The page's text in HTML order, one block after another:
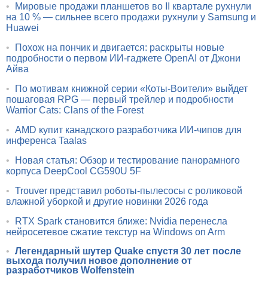
•
Мировые продажи планшетов во II квартале рухнули
на 10 % — сильнее всего продажи рухнули у Samsung и
Huawei
•
Похож на пончик и двигается: раскрыты новые
подробности о первом ИИ-гаджете OpenAI от Джони
Айва
•
По мотивам книжной серии «Коты-Воители» выйдет
пошаговая RPG — первый трейлер и подробности
Warrior Cats: Clans of the Forest
• AMD купит канадского разработчика ИИ-чипов для
инференса Taalas
•
Новая статья: Обзор и тестирование панорамного
корпуса DeepCool CG590U 5F
• Trouver представил роботы-пылесосы с роликовой
влажной уборкой и другие новинки 2026 года
•
RTX Spark становится ближе: Nvidia перенесла
нейросетевое сжатие текстур на Windows on Arm
• Легендарный шутер Quake спустя 30 лет после
выхода получил новое дополнение от
разработчиков Wolfenstein